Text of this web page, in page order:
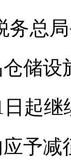
务总
储
日起
予